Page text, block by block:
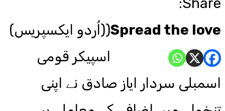
Share:
Spread the love((اُردو ایکسپریس)
اسپیکر قومی
اسمبلی سردار ایاز صادق نے اپنی